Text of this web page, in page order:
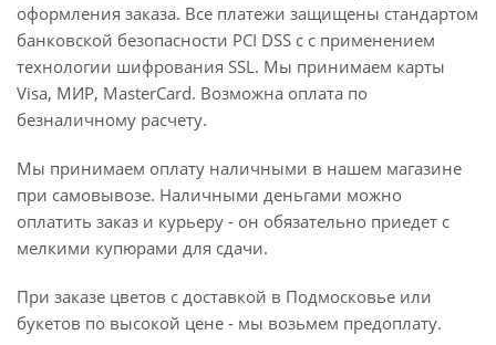
оформления заказа. Все платежи защищены стандартом
банковской безопасности PCI DSS с с применением
технологии шифрования SSL. Мы принимаем карты
Visa, МИР, MasterCard. Возможна оплата по
безналичному расчету.
Мы принимаем оплату наличными в нашем магазине
при самовывозе. Наличными деньгами можно
оплатить заказ и курьеру - он обязательно приедет с
мелкими купюрами для сдачи.
При заказе цветов с доставкой в Подмосковье или
букетов по высокой цене - мы возьмем предоплату.